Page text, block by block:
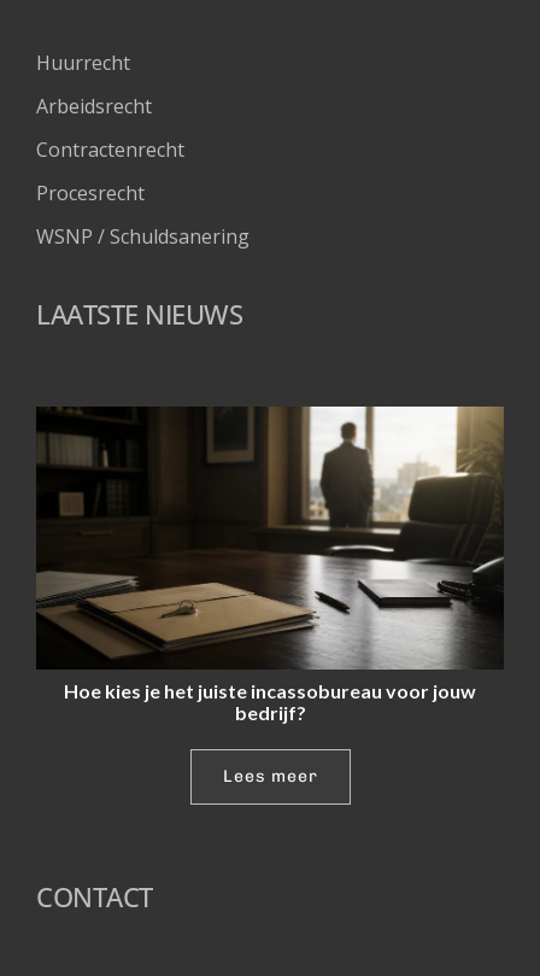
Huurrecht
Arbeidsrecht
Contractenrecht
Procesrecht
WSNP / Schuldsanering
LAATSTE NIEUWS
Hoe kies je het juiste incassobureau voor jouw
bedrijf?
Lees meer
CONTACT